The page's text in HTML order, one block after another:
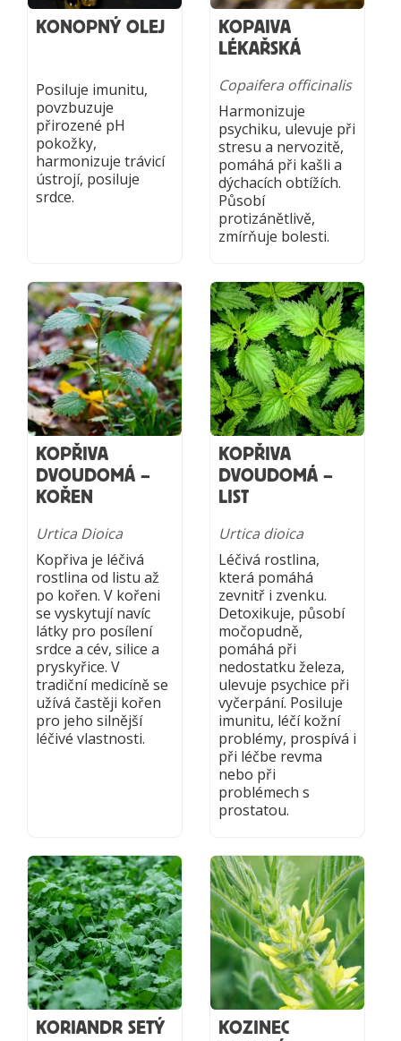
KONOPNÝ OLEJ
Posiluje imunitu,
povzbuzuje
přirozené pH
pokožky,
harmonizuje trávicí
ústrojí, posiluje
srdce.
KOPAIVA
LÉKAŘSKÁ
Copaifera officinalis
Harmonizuje
psychiku, ulevuje při
stresu a nervozitě,
pomáhá při kašli a
dýchacích obtížích.
Působí
protizánětlivě,
zmírňuje bolesti.
KOPŘIVA
DVOUDOMÁ –
KOŘEN
Urtica Dioica
Kopřiva je léčivá
rostlina od listu až
po kořen. V kořeni
se vyskytují navíc
látky pro posílení
srdce a cév, silice a
pryskyřice. V
tradiční medicíně se
užívá častěji kořen
pro jeho silnější
léčivé vlastnosti.
KOPŘIVA
DVOUDOMÁ –
LIST
Urtica dioica
Léčivá rostlina,
která pomáhá
zevnitř i zvenku.
Detoxikuje, působí
močopudně,
pomáhá při
nedostatku železa,
ulevuje psychice při
vyčerpání. Posiluje
imunitu, léčí kožní
problémy, prospívá i
při léčbe revma
nebo při
problémech s
prostatou.
KORIANDR SETÝ
KOZINEC